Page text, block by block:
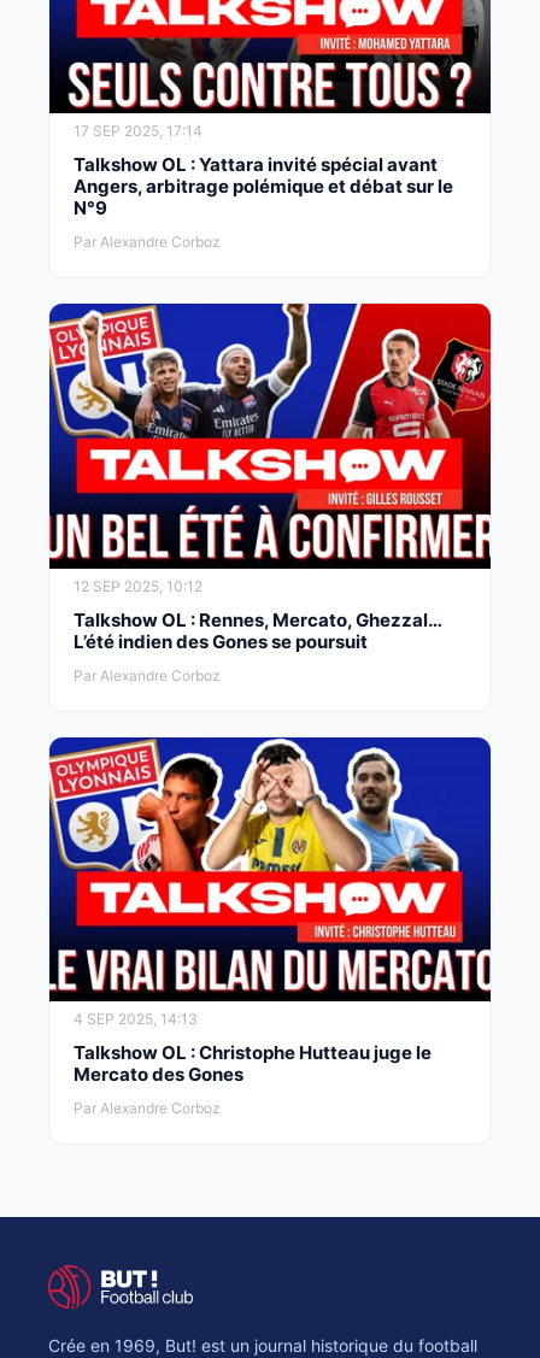
17 SEP 2025, 17:14
Talkshow OL : Yattara invité spécial avant
Angers, arbitrage polémique et débat sur le
N°9
Par Alexandre Corboz
12 SEP 2025, 10:12
Talkshow OL : Rennes, Mercato, Ghezzal…
L’été indien des Gones se poursuit
Par Alexandre Corboz
4 SEP 2025, 14:13
Talkshow OL : Christophe Hutteau juge le
Mercato des Gones
Par Alexandre Corboz
Crée en 1969, But! est un journal historique du football